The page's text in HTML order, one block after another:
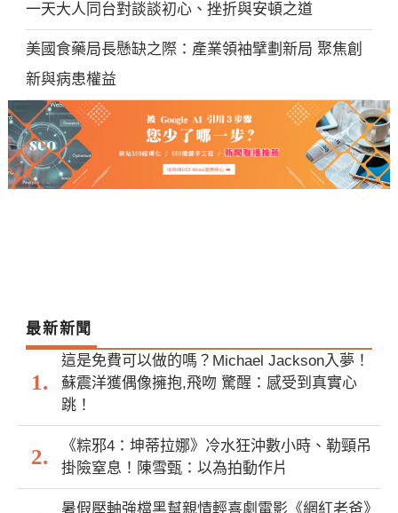
一天大人同台對談談初心、挫折與安頓之道
美國食藥局長懸缺之際：產業領袖擘劃新局 聚焦創
新與病患權益
最新新聞
這是免費可以做的嗎？Michael Jackson入夢！
蘇震洋獲偶像擁抱,飛吻 驚醒：感受到真實心
跳！
《粽邪4：坤蒂拉娜》冷水狂沖數小時、勒頸吊
掛險窒息！陳雪甄：以為拍動作片
暑假壓軸強檔黑幫親情輕喜劇電影《網紅老爸》